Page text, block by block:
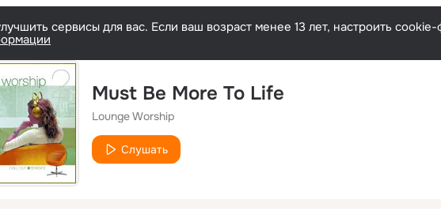
сервисы для вас. Если ваш возраст менее 13 лет, настроить
Must Be More To Life
Lounge Worship
Слушать